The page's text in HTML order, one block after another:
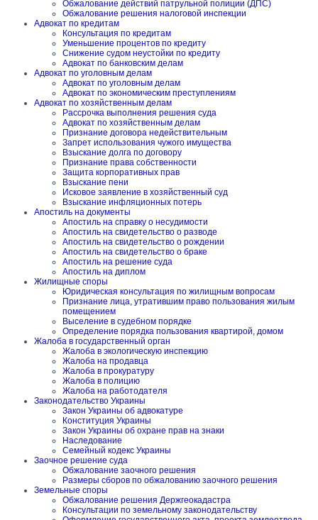
Обжалование действий патрульной полиции (ДПС)
Обжалование решения налоговой инспекции
Адвокат по кредитам
Консультация по кредитам
Уменьшение процентов по кредиту
Снижение судом неустойки по кредиту
Адвокат по банковским делам
Адвокат по уголовным делам
Адвокат по уголовным делам
Адвокат по экономическим преступлениям
Адвокат по хозяйственным делам
Рассрочка выполнения решения суда
Адвокат по хозяйственным делам
Признание договора недействительным
Запрет использования чужого имущества
Взыскание долга по договору
Признание права собственности
Защита корпоративных прав
Взыскание пени
Исковое заявление в хозяйственный суд
Взыскание инфляционных потерь
Апостиль на документы
Апостиль на справку о несудимости
Апостиль на свидетельство о разводе
Апостиль на свидетельство о рождении
Апостиль на свидетельство о браке
Апостиль на решение суда
Апостиль на диплом
Жилищные споры
Юридическая консультация по жилищным вопросам
Признание лица, утратившим право пользования жилым
помещением
Выселение в судебном порядке
Определение порядка пользования квартирой, домом
Жалоба в государственный орган
Жалоба в экологическую инспекцию
Жалоба на продавца
Жалоба в прокуратуру
Жалоба в полицию
Жалоба на работодателя
Законодательство Украины
Закон Украины об адвокатуре
Конституция Украины
Закон Украины об охране прав на знаки
Наследование
Семейный кодекс Украины
Заочное решение суда
Обжалование заочного решения
Размеры сборов по обжалованию заочного решения
Земельные споры
Обжалование решения Держгеокадастра
Консультации по земельному законодательству